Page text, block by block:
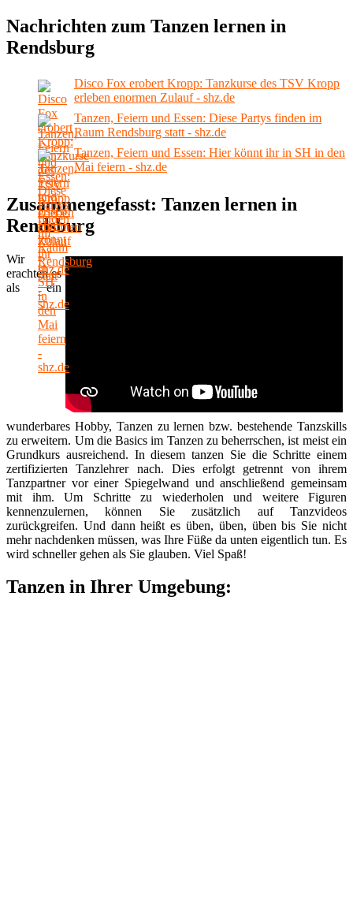
Nachrichten zum Tanzen lernen in
Rendsburg
Disco Fox erobert Kropp: Tanzkurse des TSV Kropp
erleben enormen Zulauf - shz.de
Tanzen, Feiern und Essen: Diese Partys finden im
Raum Rendsburg statt - shz.de
Tanzen, Feiern und Essen: Hier könnt ihr in SH in den
Mai feiern - shz.de
Zusammengefasst: Tanzen lernen in
Rendsburg
Wir
erachten es
als ein
wunderbares Hobby, Tanzen zu lernen bzw. bestehende Tanzskills
zu erweitern. Um die Basics im Tanzen zu beherrschen, ist meist ein
Grundkurs ausreichend. In diesem tanzen Sie die Schritte einem
zertifizierten Tanzlehrer nach. Dies erfolgt getrennt von ihrem
Tanzpartner vor einer Spiegelwand und anschließend gemeinsam
mit ihm. Um Schritte zu wiederholen und weitere Figuren
kennenzulernen, können Sie zusätzlich auf Tanzvideos
zurückgreifen. Und dann heißt es üben, üben, üben bis Sie nicht
mehr nachdenken müssen, was Ihre Füße da unten eigentlich tun. Es
wird schneller gehen als Sie glauben. Viel Spaß!
Tanzen in Ihrer Umgebung: